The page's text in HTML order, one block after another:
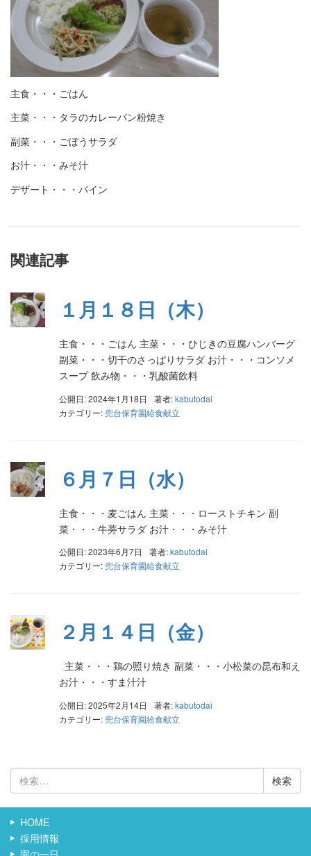
主食・・・ごはん
主菜・・・タラのカレーパン粉焼き
副菜・・・ごぼうサラダ
お汁・・・みそ汁
デザート・・・パイン
関連記事
１月１８日（木）
主食・・・ごはん 主菜・・・ひじきの豆腐ハンバーグ
副菜・・・切干のさっぱりサラダ お汁・・・コンソメ
スープ 飲み物・・・乳酸菌飲料
公開日: 2024年1月18日 著者:kabutodai
カテゴリー: 兜台保育園給食献立
６月７日（水）
主食・・・麦ごはん 主菜・・・ローストチキン 副
菜・・・牛蒡サラダ お汁・・・みそ汁
公開日: 2023年6月7日 著者:kabutodai
カテゴリー: 兜台保育園給食献立
２月１４日（金）
主菜・・・鶏の照り焼き 副菜・・・小松菜の昆布和え
お汁・・・すま汁汁
公開日: 2025年2月14日 著者:kabutodai
カテゴリー: 兜台保育園給食献立
検
索:
HOME
採用情報